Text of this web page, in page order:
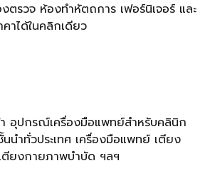
ตรวจ ห้องทำหัตถการ เฟอร์นิเจอร์ และ
าได้ในคลิกเดียว
อุปกรณ์เครื่องมือแพทย์สำหรับคลินิก
นนำทั่วประเทศ เครื่องมือแพทย์ เตียง
ตียงกายภาพบำบัด ฯลฯ